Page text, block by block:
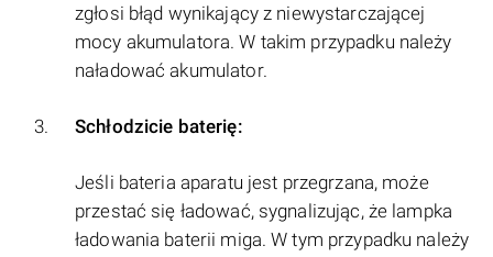
zgłosi błąd wynikający z niewystarczającej
mocy akumulatora. W takim przypadku należy
naładować akumulator.
Schłodzicie baterię:
Jeśli bateria aparatu jest przegrzana, może
przestać się ładować, sygnalizując, że lampka
ładowania baterii miga. W tym przypadku należy